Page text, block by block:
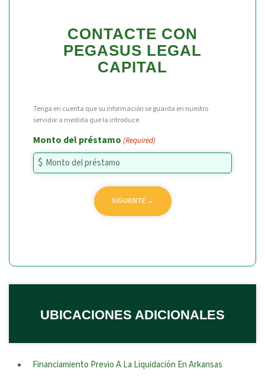
CONTACTE CON
PEGASUS LEGAL
CAPITAL
Tenga en cuenta que su información se guarda en nuestro
servidor a medida que la introduce.
Monto del préstamo (Required)
UBICACIONES ADICIONALES
Financiamiento Previo A La Liquidación En Arkansas